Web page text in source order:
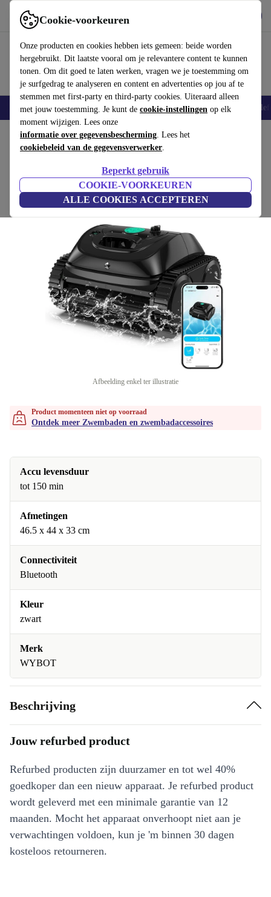
Cookie-voorkeuren
Onze producten en cookies hebben iets gemeen: beide worden
hergebruikt. Dit laatste vooral om je relevantere content te kunnen
tonen. Om dit goed te laten werken, vragen we je toestemming om
je surfgedrag te analyseren en content en advertenties op jou af te
stemmen met first-party en third-party cookies. Uiteraard alleen
met jouw toestemming. Je kunt de cookie-instellingen op elk
moment wijzigen. Lees onze
informatie over gegevensbescherming. Lees het
cookiebeleid van de gegevensverwerker.
Beperkt gebruik
COOKIE-VOORKEUREN
ALLE COOKIES ACCEPTEREN
Gebruik refurbed snel en eenvoudig
Smartphones Laptops Tablets Smartwatches Accessoires
Home Producten Tuin Zwembaden en zwembadaccessoires
WYBOT C1 Zwembadrobot
zwart
(Beoordelingen worden verzameld)
Afbeelding enkel ter illustratie
Product momenteen niet op voorraad
Ontdek meer Zwembaden en zwembadaccessoires
Accu levensduur
tot 150 min
Afmetingen
46.5 x 44 x 33 cm
Connectiviteit
Bluetooth
Kleur
zwart
Merk
WYBOT
Beschrijving
Jouw refurbed product
Refurbed producten zijn duurzamer en tot wel 40%
goedkoper dan een nieuw apparaat. Je refurbed product
wordt geleverd met een minimale garantie van 12
maanden. Mocht het apparaat onverhoopt niet aan je
verwachtingen voldoen, kun je 'm binnen 30 dagen
kosteloos retourneren.